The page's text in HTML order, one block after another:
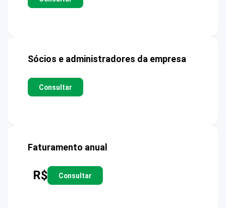
Sócios e administradores da empresa
Consultar
Faturamento anual
R$ Consultar